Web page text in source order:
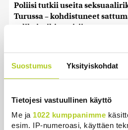
Suostumus Yksityiskohdat
Tietojesi vastuullinen käyttö
Me ja 1022 kumppanimme
esim. IP-numeroasi, käyttäen
Poliisi tutkii useita
Turussa – kohdistuneet
valikoituihin naisiin
Keskustan Siika-aho kertoo,
hintaa”